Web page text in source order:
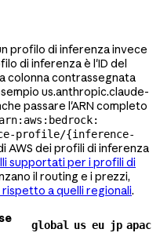
profilo di inferenza invece
di inferenza è l'ID del
colonna contrassegnata
us.anthropic.claude-
passare l'ARN completo
arn:aws:bedrock:
profile/{inference-
AWS dei profili di inferenza
supportati per i profili di
il routing e i prezzi,
a quelli regionali.
global us eu jp apac